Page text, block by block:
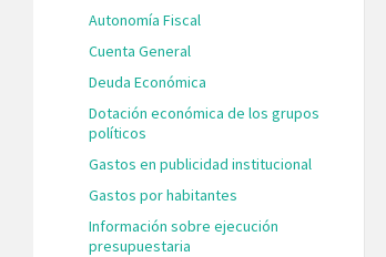
Autonomía Fiscal
Cuenta General
Deuda Económica
Dotación económica de los grupos
políticos
Gastos en publicidad institucional
Gastos por habitantes
Información sobre ejecución
presupuestaria